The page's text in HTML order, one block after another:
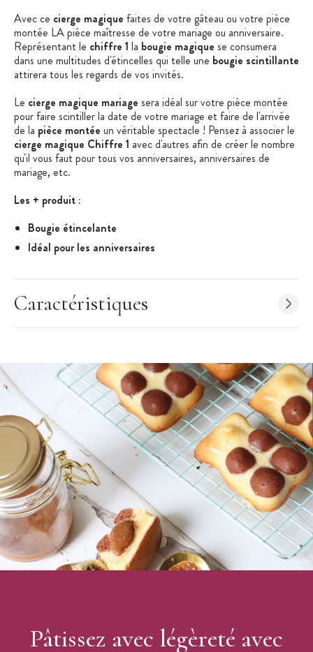
Avec ce cierge magique faites de votre gâteau ou votre pièce
montée LA pièce maîtresse de votre mariage ou anniversaire.
Représentant le chiffre 1 la bougie magique se consumera
dans une multitudes d'étincelles qui telle une bougie scintillante
attirera tous les regards de vos invités.
Le cierge magique mariage sera idéal sur votre pièce montée
pour faire scintiller la date de votre mariage et faire de l'arrivée
de la pièce montée un véritable spectacle ! Pensez à associer le
cierge magique Chiffre 1 avec d'autres afin de créer le nombre
qu'il vous faut pour tous vos anniversaires, anniversaires de
mariage, etc.
Les + produit :
Bougie étincelante
Idéal pour les anniversaires
Chiffre 1
Adapté pour gâteau, glace, pièce montée
Largeur du chiffre : 3,5 cm
Hauteur totale du cierge magique : 17,5 cm
Durée de combustion de la bougie : +/- 8 secondes
Cierge Magique vendu à l'unité en sachet individuel
Notice d'utilisation fournie
Garder hors de portée des enfants et des animaux domestiques.
Garder toujours les bougies allumées à vue et à l'abri des courants
d'air. Ne jamais brûler une bougie à proximité de matières
inflammables.
Marque : Scrapcooking
Caractéristiques
Pâtissez avec légèreté avec